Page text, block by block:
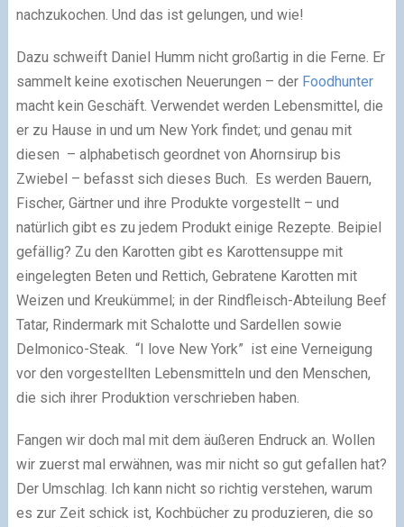
nachzukochen. Und das ist gelungen, und wie!
Dazu schweift Daniel Humm nicht großartig in die Ferne. Er
sammelt keine exotischen Neuerungen – der Foodhunter
macht kein Geschäft. Verwendet werden Lebensmittel, die
er zu Hause in und um New York findet; und genau mit
diesen – alphabetisch geordnet von Ahornsirup bis
Zwiebel – befasst sich dieses Buch. Es werden Bauern,
Fischer, Gärtner und ihre Produkte vorgestellt – und
natürlich gibt es zu jedem Produkt einige Rezepte. Beipiel
gefällig? Zu den Karotten gibt es Karottensuppe mit
eingelegten Beten und Rettich, Gebratene Karotten mit
Weizen und Kreukümmel; in der Rindfleisch-Abteilung Beef
Tatar, Rindermark mit Schalotte und Sardellen sowie
Delmonico-Steak. “I love New York” ist eine Verneigung
vor den vorgestellten Lebensmitteln und den Menschen,
die sich ihrer Produktion verschrieben haben.
Fangen wir doch mal mit dem äußeren Endruck an. Wollen
wir zuerst mal erwähnen, was mir nicht so gut gefallen hat?
Der Umschlag. Ich kann nicht so richtig verstehen, warum
es zur Zeit schick ist, Kochbücher zu produzieren, die so